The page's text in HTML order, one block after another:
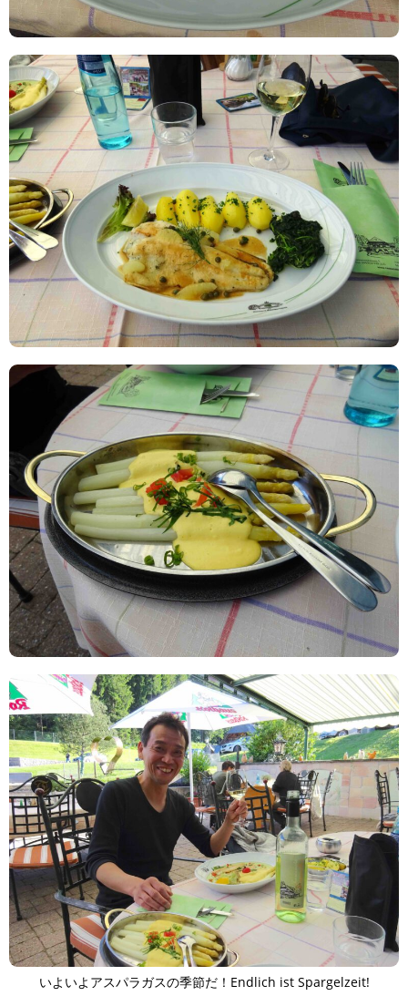
いよいよアスパラガスの季節だ！Endlich ist Spargelzeit!